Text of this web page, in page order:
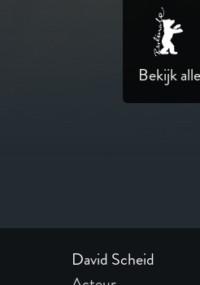
Bekijk
David Scheid